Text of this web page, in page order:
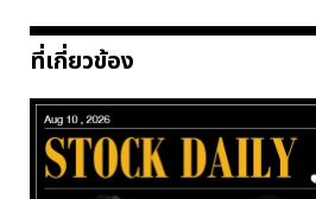
ที่เกี่ยวข้อง